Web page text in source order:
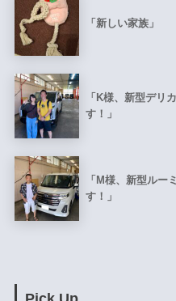
「新しい家族」
「K様、新型デリ
す！」
「M様、新型ルー
す！」